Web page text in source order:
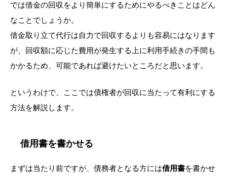
では借金の回収をより簡単にするためにやるべきことはどん
なことでしょうか。
借金取り立て代行は自力で回収するよりも容易にはなります
が、回収額に応じた費用が発生する上に利用手続きの手間も
かかるため、可能であれば避けたいところだと思います。
というわけで、ここでは債権者が回収に当たって有利にする
方法を解説します。
借用書を書かせる
まずは当たり前ですが、債務者となる方には借用書を書かせ